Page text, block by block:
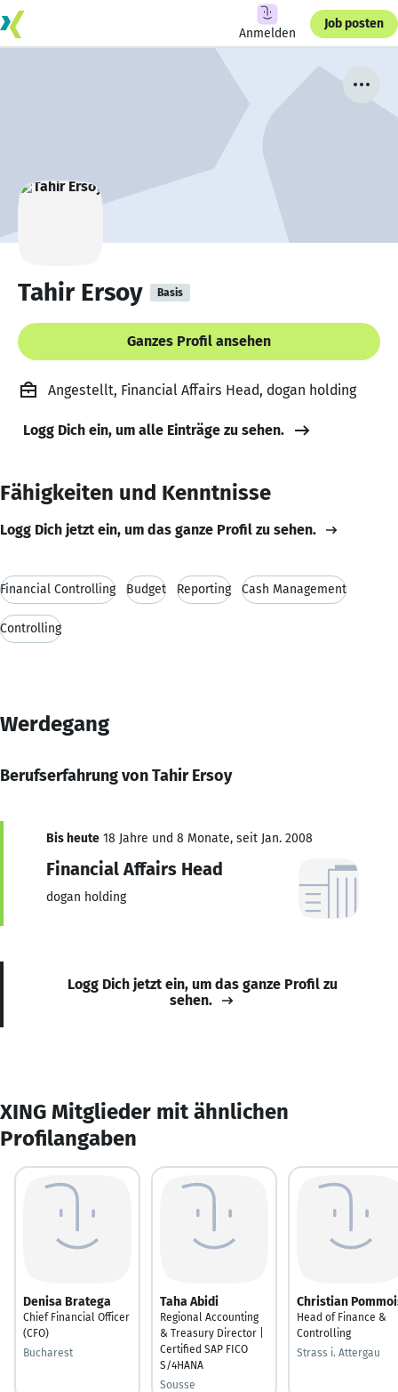
Anmelden
Job posten
Tahir Ersoy Basis
Ganzes Profil ansehen
Angestellt, Financial Affairs Head, dogan holding
Logg Dich ein, um alle Einträge zu sehen.
Fähigkeiten und Kenntnisse
Logg Dich jetzt ein, um das ganze Profil zu sehen.
Financial Controlling Budget Reporting Cash Management
Controlling
Werdegang
Berufserfahrung von Tahir Ersoy
Bis heute 18 Jahre und 8 Monate, seit Jan. 2008
Financial Affairs Head
dogan holding
Logg Dich jetzt ein, um das ganze Profil zu
sehen.
XING Mitglieder mit ähnlichen
Profilangaben
Denisa Bratega
Chief Financial Officer
(CFO)
Bucharest
Taha Abidi
Regional Accounting
& Treasury Director |
Certified SAP FICO
S/4HANA
Sousse
Christian
Head of Finance &
Controlling
Strass i. Attergau